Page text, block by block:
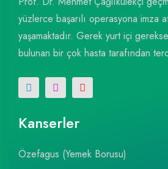
yüzlerce başarılı operasyona imza
yaşamaktadır. Gerek yurt içi
bulunan bir çok hasta tarafından
Kanserler
Özefagus (Yemek Borusu)